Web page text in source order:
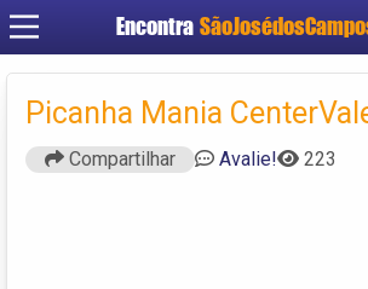
Encontra
Cadastrar
Criar conta
Picanha Mania
Compartilhar Avalie! 223